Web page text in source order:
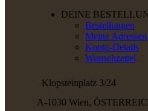
DEINE
Bestellungen
Meine Adressen
Konto-Details
Wunschzettel
Klopsteinplatz 3/24
A-1030 Wien,